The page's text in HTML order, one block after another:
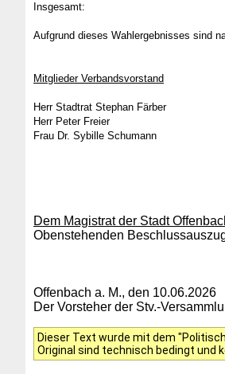
Aufgrund dieses Wahlergebnisses sind
Mitglieder Verbandsvorstand
Herr Stadtrat Stephan Färber
Herr Peter Freier
Frau Dr. Sybille Schumann
Dem Magistrat der Stadt
Obenstehenden
Offenbach a. M., den 10.06.2026
Der Vorsteher der Stv.-
Dieser Text wurde mit dem
Original sind technisch bedingt und